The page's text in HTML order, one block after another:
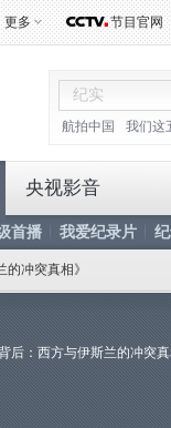
更多 节目官网
航拍中国 我们这
首播 我爱纪录片
央视影音
冲突真相》
背后：西方与伊斯兰的冲突